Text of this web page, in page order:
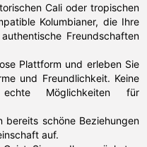
Cali oder tropischen
Kolumbianer, die Ihre
Freundschaften
Plattform und erleben Sie
und Freundlichkeit. Keine
Möglichkeiten für
bereits schöne Beziehungen
auf.